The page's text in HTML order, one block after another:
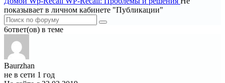
показывает в личном кабинете "Публикации"
6ответ(ов) в теме
Baurzhan
не в сети 1 год